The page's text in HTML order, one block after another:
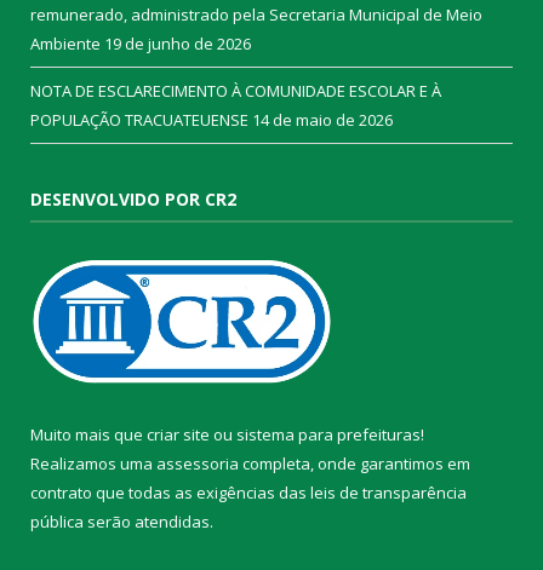
remunerado, administrado pela Secretaria Municipal de Meio
Ambiente 19 de junho de 2026
NOTA DE ESCLARECIMENTO À COMUNIDADE ESCOLAR E À
POPULAÇÃO TRACUATEUENSE 14 de maio de 2026
DESENVOLVIDO POR CR2
Muito mais que criar site ou sistema para prefeituras!
Realizamos uma assessoria completa, onde garantimos em
contrato que todas as exigências das leis de transparência
pública serão atendidas.